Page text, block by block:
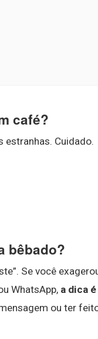
café?
estranhas. Cuidado.
bêbado?
Se você
WhatsApp, a dica
ou ter